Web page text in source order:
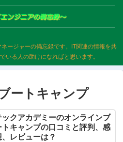
ージャーの備忘録です。IT関連の情報を共
いる人の助けになればと思います。
ートキャンプ
ックアカデミーのオンラインブ
トキャンプの口コミと評判、感
、レビューは？